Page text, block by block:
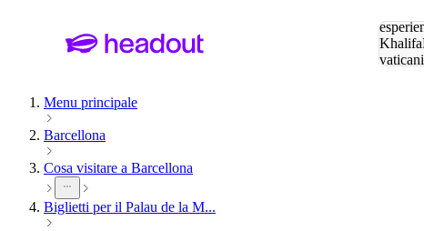
Khalifa
vaticani
Menu principale
Barcellona
Cosa visitare a Barcellona
Biglietti per il Palau de la M...